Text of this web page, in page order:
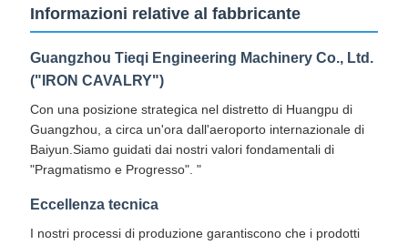
Informazioni relative al fabbricante
Guangzhou Tieqi Engineering Machinery Co., Ltd.
("IRON CAVALRY")
Con una posizione strategica nel distretto di Huangpu di
Guangzhou, a circa un'ora dall'aeroporto internazionale di
Baiyun.Siamo guidati dai nostri valori fondamentali di
"Pragmatismo e Progresso". "
Eccellenza tecnica
I nostri processi di produzione garantiscono che i prodotti